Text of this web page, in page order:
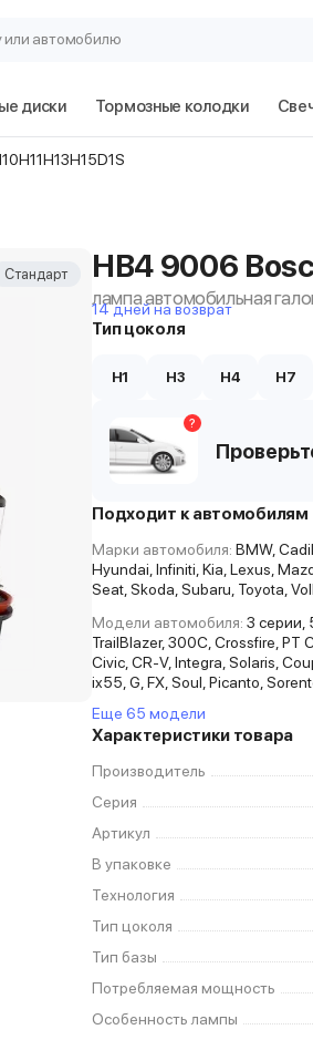
или автомобилю
диски Тормозные колодки
H11H13H15D1S
Стандарт HB4 9006
лампа автомобильная
14 дней на возврат
Тип цоколя
H1 H3 H4 H7
?
Подходит к автомобилям
Марки автомобиля: BMW,
Hyundai, Infiniti, Kia, Lexus,
Seat, Skoda, Subaru, Toyota,
Модели автомобиля: 3 серии,
TrailBlazer, 300C, Crossfire, PT
Civic, CR-V, Integra, Solaris,
ix55, G, FX, Soul, Picanto,
Еще 65 модели
Характеристики товара
Производитель
Серия
Артикул
В упаковке
Технология
Тип цоколя
Тип базы
Потребляемая мощность
Особенность лампы